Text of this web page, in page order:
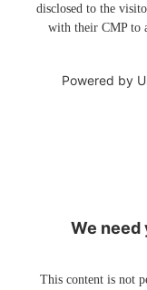
disclosed to the
with their CMP to
Powered by
We need
This content is not